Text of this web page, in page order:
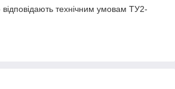
відповідають технічним умовам ТУ2-